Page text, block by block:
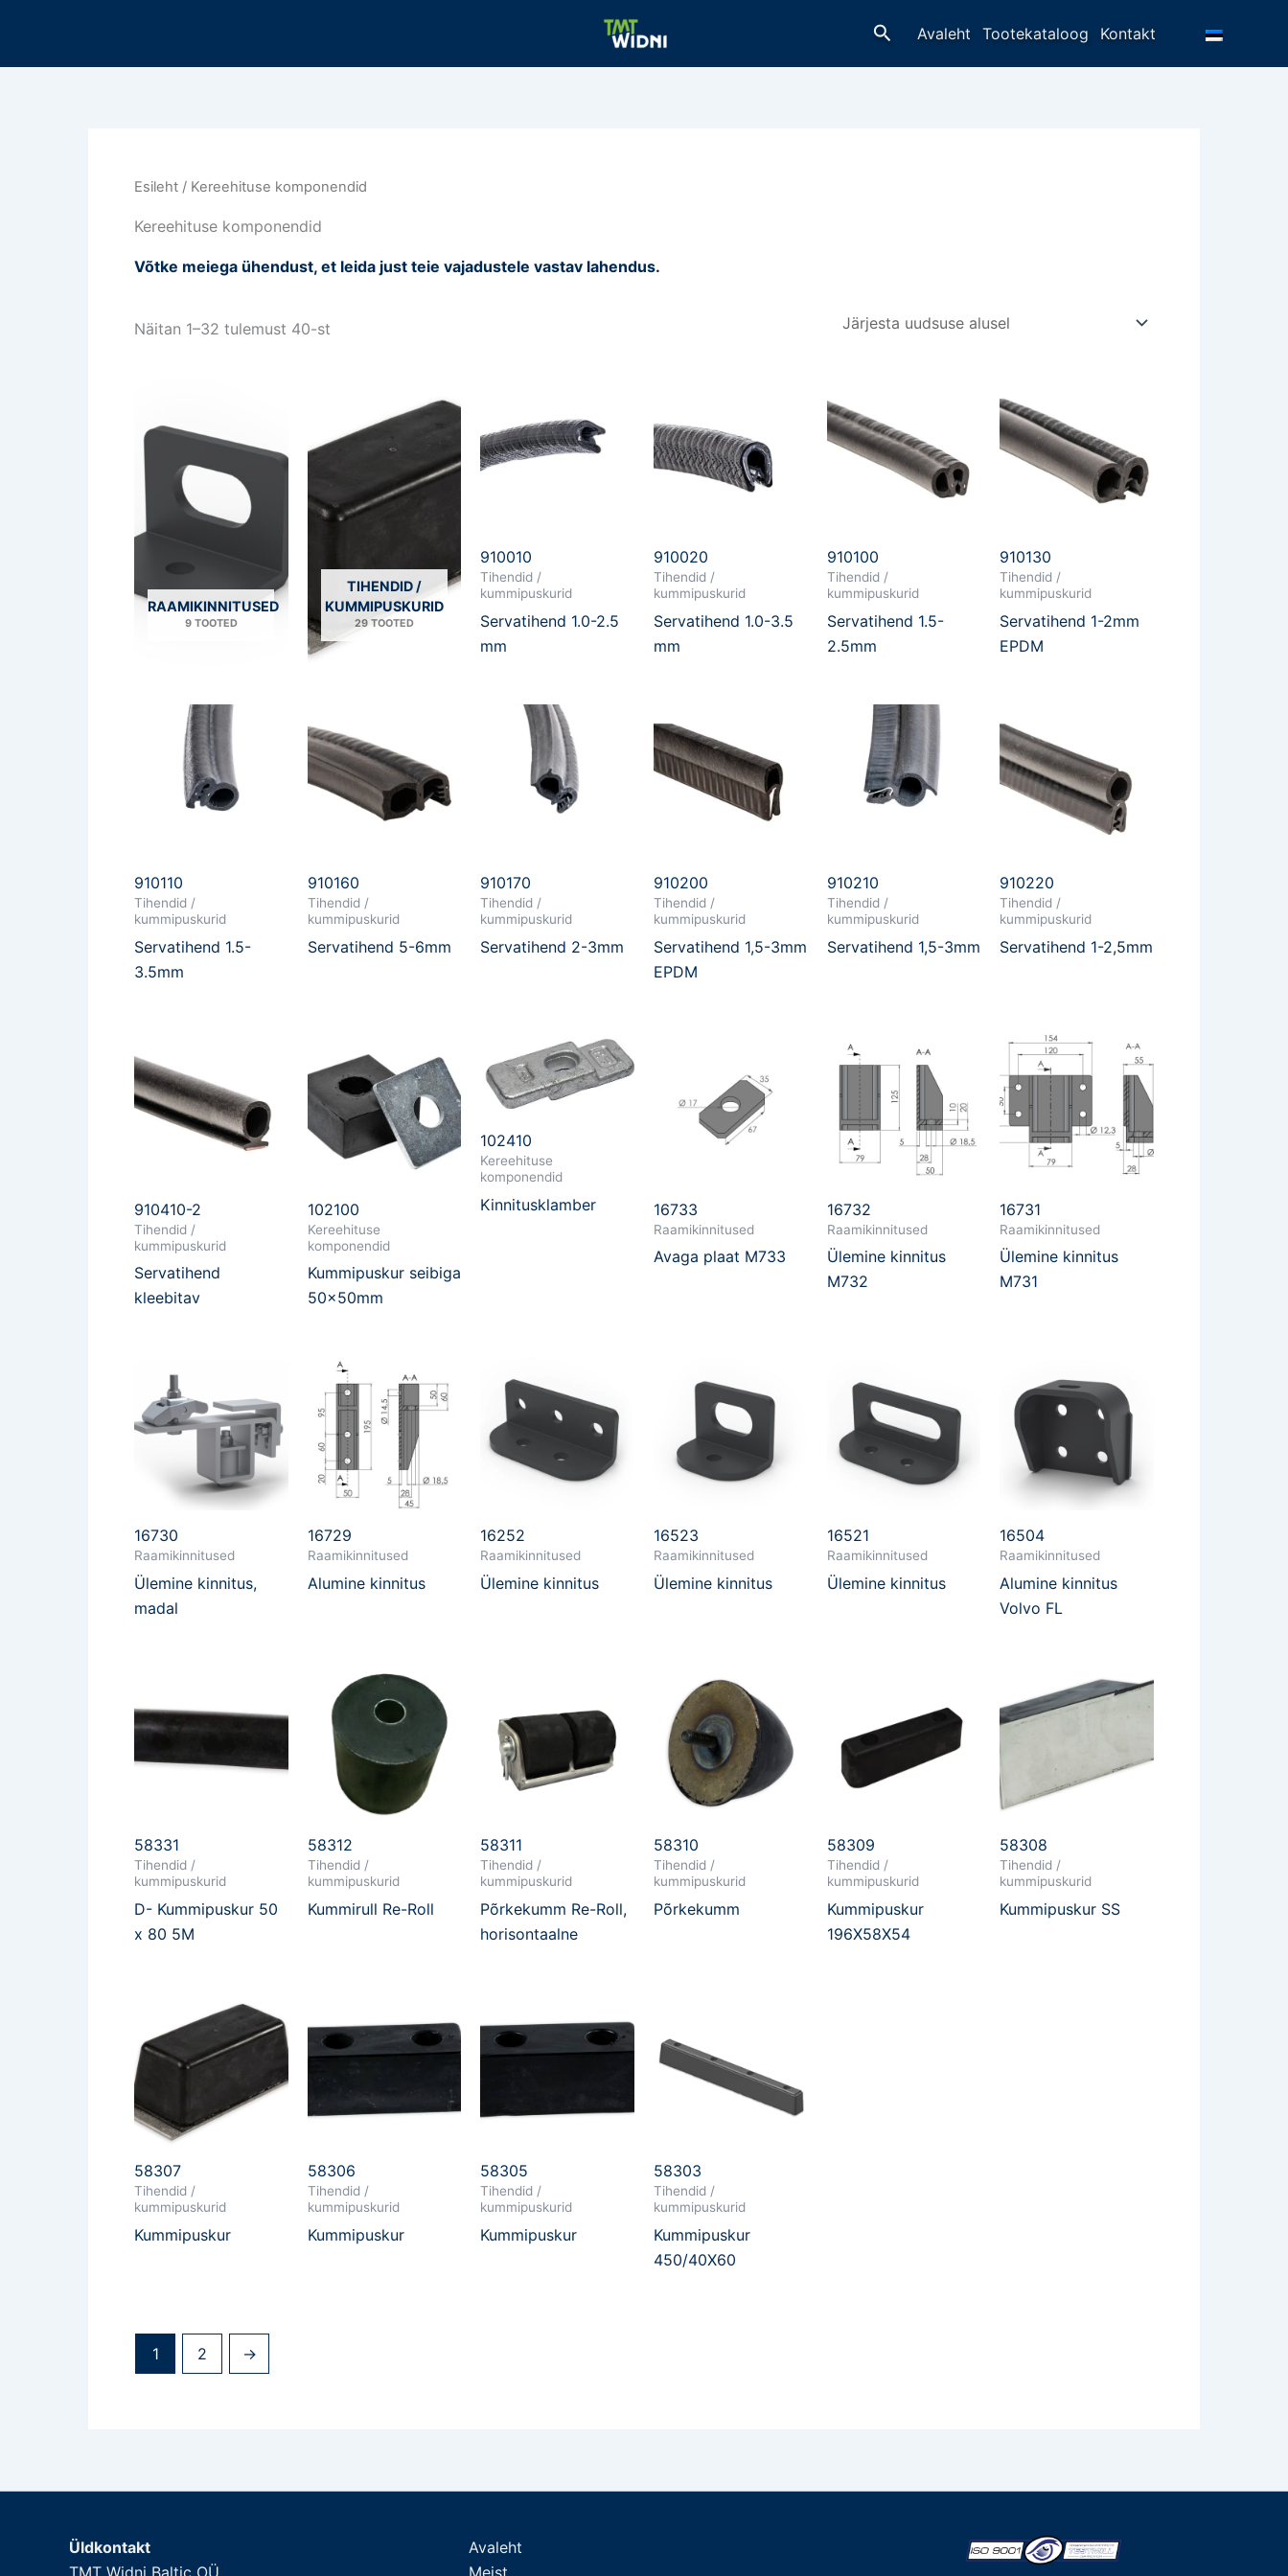
OtsingAvaleht Tootekataloog Kontakt
Esileht / Kereehituse komponendid
Kereehituse komponendid
Võtke meiega ühendust, et leida just teie vajadustele vastav lahendus.
Näitan 1–32 tulemust 40-st
RAAMIKINNITUSED
9 TOOTED
TIHENDID /
KUMMIPUSKURID
29 TOOTED
910010
Tihendid /
kummipuskurid
Servatihend 1.0-2.5
mm
910020
Tihendid /
kummipuskurid
Servatihend 1.0-3.5
mm
910100
Tihendid /
kummipuskurid
Servatihend 1.5-
2.5mm
910130
Tihendid /
kummipuskurid
Servatihend 1-2mm
EPDM
910110
Tihendid /
kummipuskurid
Servatihend 1.5-
3.5mm
910160
Tihendid /
kummipuskurid
Servatihend 5-6mm
910170
Tihendid /
kummipuskurid
Servatihend 2-3mm
910200
Tihendid /
kummipuskurid
Servatihend 1,5-3mm
EPDM
910210
Tihendid /
kummipuskurid
Servatihend 1,5-3mm
910220
Tihendid /
kummipuskurid
Servatihend 1-2,5mm
910410-2
Tihendid /
kummipuskurid
Servatihend
kleebitav
102100
Kereehituse
komponendid
Kummipuskur seibiga
50x50mm
102410
Kereehituse
komponendid
Kinnitusklamber 16733
Raamikinnitused
Avaga plaat M733
16732
Raamikinnitused
Ülemine kinnitus
M732
16731
Raamikinnitused
Ülemine kinnitus
M731
16730
Raamikinnitused
Ülemine kinnitus,
madal
16729
Raamikinnitused
Alumine kinnitus
16252
Raamikinnitused
Ülemine kinnitus
16523
Raamikinnitused
Ülemine kinnitus
16521
Raamikinnitused
Ülemine kinnitus
16504
Raamikinnitused
Alumine kinnitus
Volvo FL
58331
Tihendid /
kummipuskurid
D- Kummipuskur 50
x 80 5M
58312
Tihendid /
kummipuskurid
Kummirull Re-Roll
58311
Tihendid /
kummipuskurid
Põrkekumm Re-Roll,
horisontaalne
58310
Tihendid /
kummipuskurid
Põrkekumm
58309
Tihendid /
kummipuskurid
Kummipuskur
196X58X54
58308
Tihendid /
kummipuskurid
Kummipuskur SS
58307
Tihendid /
kummipuskurid
Kummipuskur
58306
Tihendid /
kummipuskurid
Kummipuskur
58305
Tihendid /
kummipuskurid
Kummipuskur
58303
Tihendid /
kummipuskurid
Kummipuskur
450/40X60
1 2 →
Üldkontakt
Avaleht